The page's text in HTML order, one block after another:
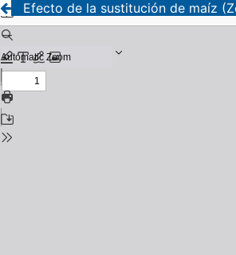
Efecto de la sustitución de maíz